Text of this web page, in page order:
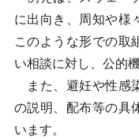
に出向き、周知や様
このような形での取
い相談に対し、公的
また、避妊や性感
の説明、配布等の具
います。